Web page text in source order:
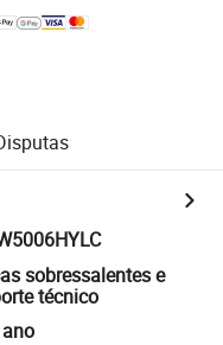
sobressalentes e
técnico